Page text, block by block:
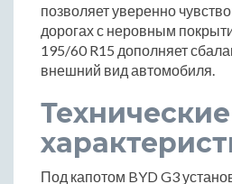
позволяет уверенно
дорогах с неровным
195/60 R15 дополняет
внешний вид автомобиля.
Технические
Под капотом BYD G3